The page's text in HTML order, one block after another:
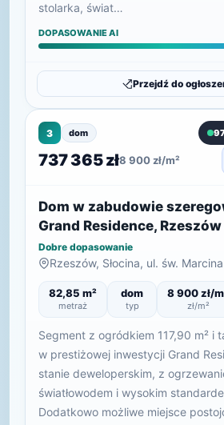
stolarka, świat…
DOPASOWANIE AI
Przejdź do
3 dom
737 365 zł8 900 zł/m²
Dom w zabudowie
Grand Residence, Rzeszów
Dobre dopasowanie
Rzeszów, Słocina, ul. św. Marcina
82,85 m²
metraż
dom
typ
8 900 zł/
zł/m²
Segment z ogródkiem 117,90 m² i
w prestiżowej inwestycji Grand
stanie deweloperskim, z
światłowodem i wysokim
Dodatkowo możliwe miejsce